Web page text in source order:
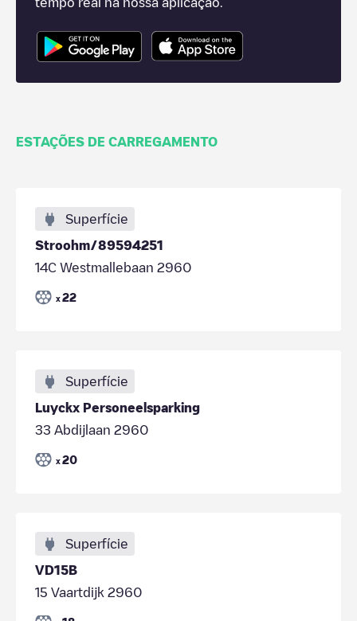
ESTAÇÕES DE CARREGAMENTO
Superfície
Stroohm/89594251
14C Westmallebaan 2960
x 22
Superfície
Luyckx Personeelsparking
33 Abdijlaan 2960
x 20
Superfície
VD15B
15 Vaartdijk 2960